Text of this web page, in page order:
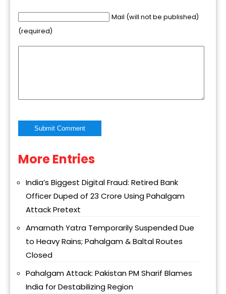
Mail (will not be published)
(required)
Alternative:
More Entries
India’s Biggest Digital Fraud: Retired Bank
Officer Duped of ₹23 Crore Using Pahalgam
Attack Pretext
Amarnath Yatra Temporarily Suspended Due
to Heavy Rains; Pahalgam & Baltal Routes
Closed
Pahalgam Attack: Pakistan PM Sharif Blames
India for Destabilizing Region